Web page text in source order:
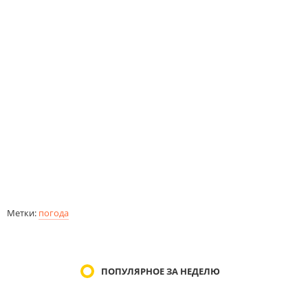
Метки: погода
ПОПУЛЯРНОЕ ЗА НЕДЕЛЮ